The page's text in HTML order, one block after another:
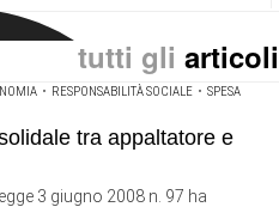
tutti gli articoli
• RESPONSABILITÀ SOCIALE • SPESA
tra appaltatore e
3 giugno 2008 n. 97 ha